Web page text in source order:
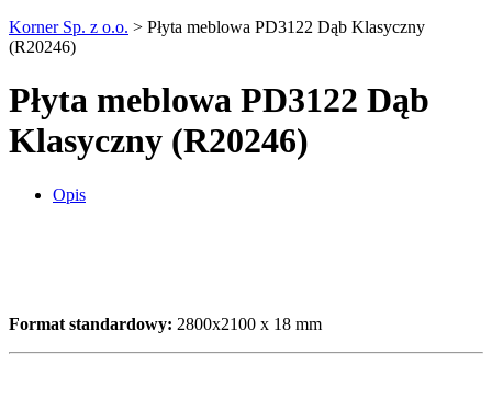
Korner Sp. z o.o. > Płyta meblowa PD3122 Dąb Klasyczny
(R20246)
Płyta meblowa PD3122 Dąb
Klasyczny (R20246)
Opis
Format standardowy: 2800x2100 x 18 mm